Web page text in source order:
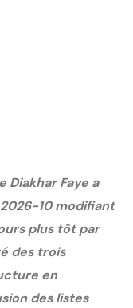
Diakhar Faye a
2026-10 modifiant
plus tôt par
des trois
en
des listes